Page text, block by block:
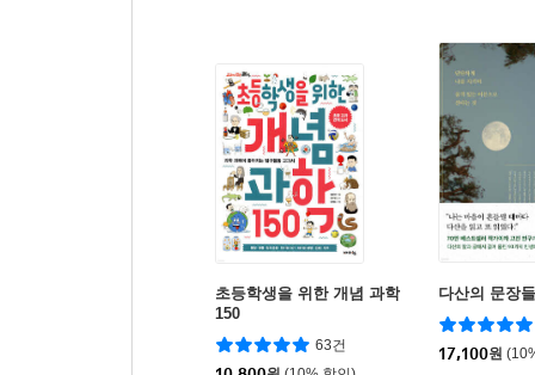
초등학생을 위한 개념 과학
150
63건
다산의 문장들
17,100원